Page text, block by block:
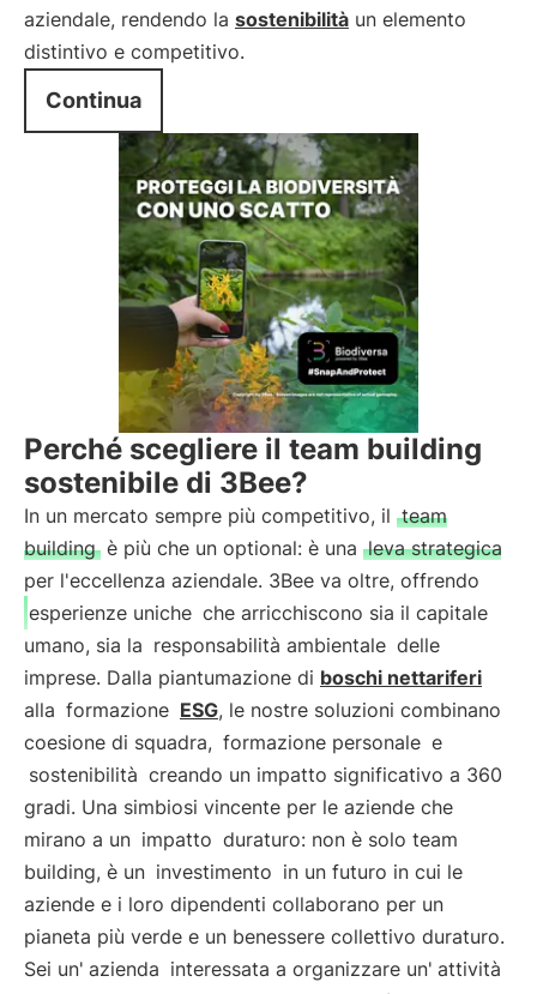
aziendale, rendendo la sostenibilità un elemento
distintivo e competitivo.
Continua
Perché scegliere il team building
sostenibile di 3Bee?
In un mercato sempre più competitivo, il team
building è più che un optional: è una leva strategica
per l'eccellenza aziendale. 3Bee va oltre, offrendo
esperienze uniche che arricchiscono sia il capitale
umano, sia la responsabilità ambientale delle
imprese. Dalla piantumazione di boschi nettariferi
alla formazione ESG, le nostre soluzioni combinano
coesione di squadra, formazione personale e
sostenibilità creando un impatto significativo a 360
gradi. Una simbiosi vincente per le aziende che
mirano a un impatto duraturo: non è solo team
building, è un investimento in un futuro in cui le
aziende e i loro dipendenti collaborano per un
pianeta più verde e un benessere collettivo duraturo.
Sei un' azienda interessata a organizzare un' attività